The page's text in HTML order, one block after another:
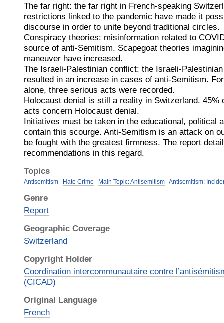
The far right: the far right in French-speaking
restrictions linked to the pandemic have made it
discourse in order to unite beyond traditional circles.
Conspiracy theories: misinformation related to
source of anti-Semitism. Scapegoat theories
maneuver have increased.
The Israeli-Palestinian conflict: the Israeli-
resulted in an increase in cases of anti-Semitism.
alone, three serious acts were recorded.
Holocaust denial is still a reality in Switzerland. 45%
acts concern Holocaust denial.
Initiatives must be taken in the educational, political
contain this scourge. Anti-Semitism is an attack on
be fought with the greatest firmness. The report
recommendations in this regard.
Topics
Antisemitism Hate Crime Main Topic: Antisemitism Antisemitism:
Genre
Report
Geographic Coverage
Switzerland
Copyright Holder
Coordination intercommunautaire contre
(CICAD)
Original Language
French